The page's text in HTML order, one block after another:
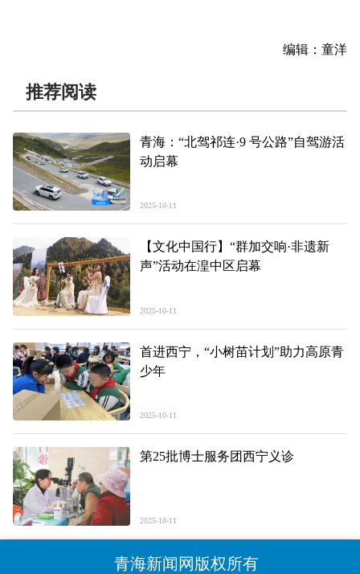
编辑：童洋
推荐阅读
青海：“北驾祁连·9 号公路”自驾游活
动启幕
2025-10-11
【文化中国行】“群加交响·非遗新
声”活动在湟中区启幕
2025-10-11
首进西宁，“小树苗计划”助力高原青
少年
2025-10-11
第25批博士服务团西宁义诊
2025-10-11
青海新闻网版权所有